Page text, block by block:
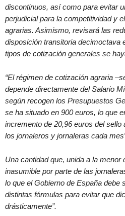
discontinuos, así como para evitar
perjudicial para la competitividad y
agrarias. Asimismo, revisará las
disposición transitoria decimoctava
tipos de cotización generales se
“El régimen de cotización agraria
depende directamente del Salario
según recogen los Presupuestos
se ha situado en 900 euros, lo que
incremento de 20,96 euros del sello
los jornaleros y jornaleras cada
Una cantidad que, unida a la menor
inasumible por parte de las
lo que el Gobierno de España debe
distintas fórmulas para evitar que
drásticamente”.